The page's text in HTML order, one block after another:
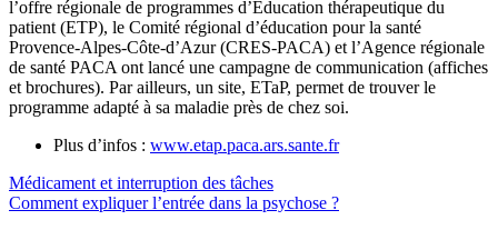
l’offre régionale de programmes d’Éducation thérapeutique du
patient (ETP), le Comité régional d’éducation pour la santé
Provence-Alpes-Côte-d’Azur (CRES-PACA) et l’Agence régionale
de santé PACA ont lancé une campagne de communication (affiches
et brochures). Par ailleurs, un site, ETaP, permet de trouver le
programme adapté à sa maladie près de chez soi.
Plus d’infos : www.etap.paca.ars.sante.fr
Médicament et interruption des tâches
Comment expliquer l’entrée dans la psychose ?